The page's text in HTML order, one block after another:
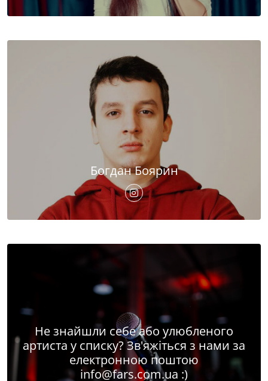
Богдан Боярин
Не знайшли себе або улюбленого
артиста у списку? Зв'яжіться з нами за
електронною поштою
info@fars.com.ua :)